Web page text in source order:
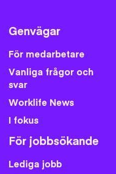
Genvägar
För medarbetare
Vanliga frågor och
svar
Worklife News
I fokus
För jobbsökande
Lediga jobb